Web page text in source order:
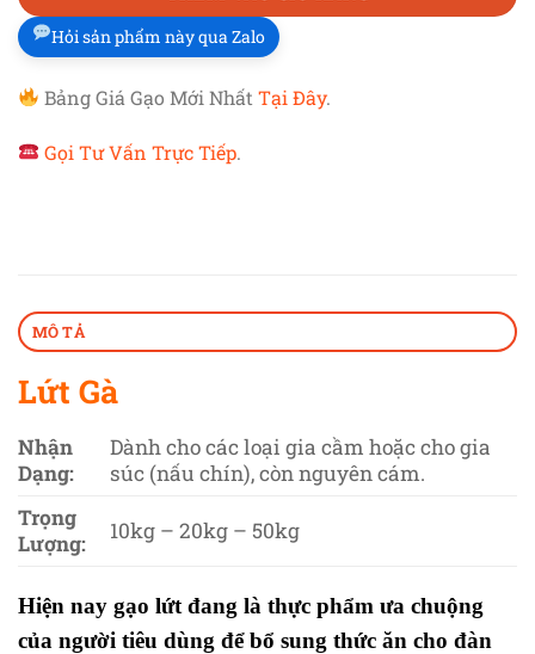
Hỏi sản phẩm này qua Zalo
Bảng Giá Gạo Mới NhấtTại Đây.
Gọi Tư Vấn Trực Tiếp.
MÔ TẢ
Lứt Gà
Nhận
Dạng:
Dành cho các loại gia cầm hoặc cho gia
súc (nấu chín), còn nguyên cám.
Trọng
Lượng:
10kg – 20kg – 50kg
Hiện nay gạo lứt đang là thực phẩm ưa chuộng
của người tiêu dùng để bổ sung thức ăn cho đàn